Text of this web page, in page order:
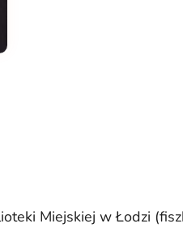
Miejskiej w Łodzi